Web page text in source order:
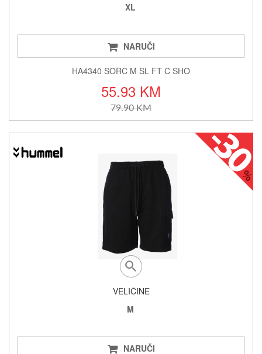
XL
NARUČI
HA4340 SORC M SL FT C SHO
55.93 KM
79.90 KM
VELIČINE
M
NARUČI